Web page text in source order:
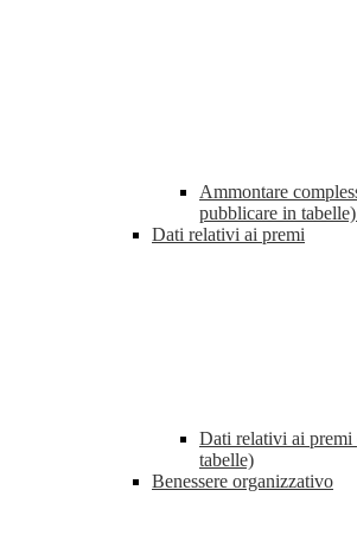
Ammontare
pubblicare in tabelle)
Dati relativi ai premi
Dati relativi ai premi
tabelle)
Benessere organizzativo